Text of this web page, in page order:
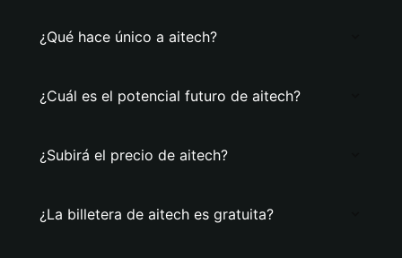
¿Qué hace único a aitech?
¿Cuál es el potencial futuro de aitech?
¿Subirá el precio de aitech?
¿La billetera de aitech es gratuita?